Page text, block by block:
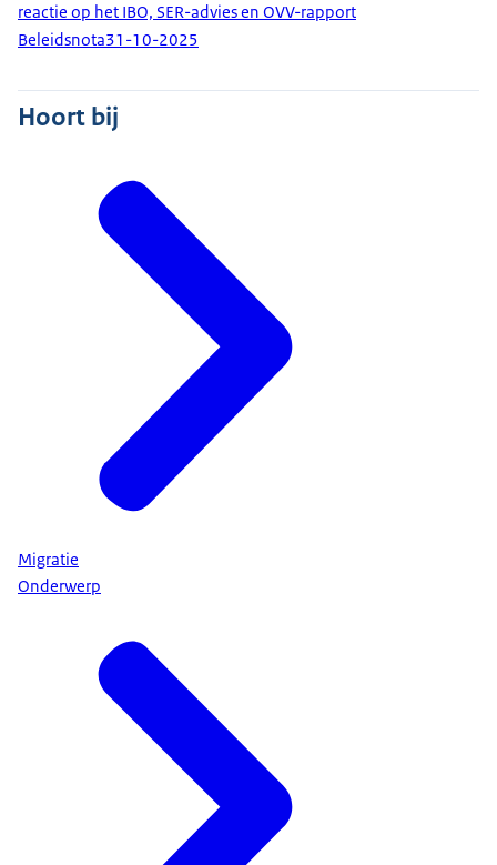
reactie op het IBO, SER-advies en OVV-rapport
Beleidsnota31-10-2025
Hoort bij
Migratie
Onderwerp